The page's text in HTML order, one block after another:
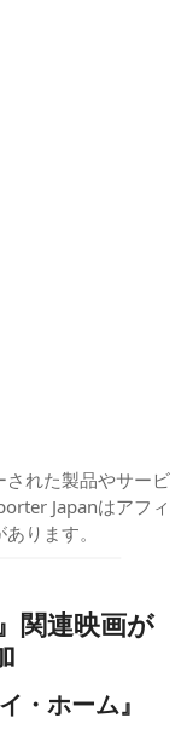
れた製品やサービ
Japanはアフィ
ります。
関連映画が
・ホーム』